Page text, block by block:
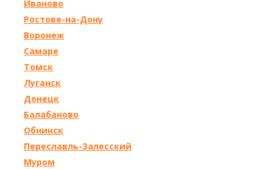
Иваново
Ростове-на-Дону
Воронеж
Самаре
Томск
Луганск
Донецк
Балабаново
Обнинск
Переславль-Залесский
Муром